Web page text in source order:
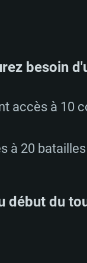
besoin
accès à 10
à 20
début du